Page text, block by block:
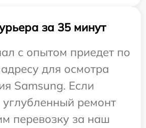
за 35 минут
с опытом приедет по
для осмотра
Samsung. Если
углубленный ремонт
перевозку за наш